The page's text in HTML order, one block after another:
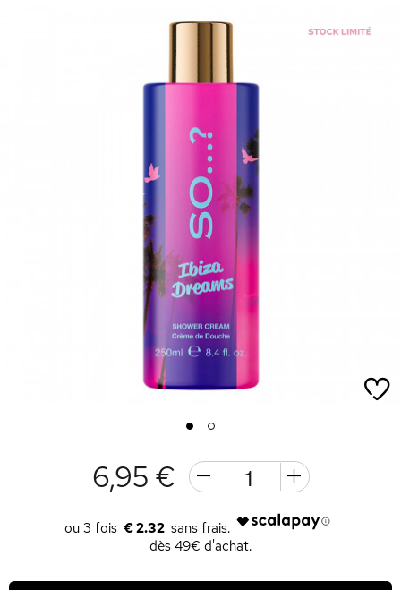
1 2
6,95 €
€ 2.32
dès 49€ d'achat.